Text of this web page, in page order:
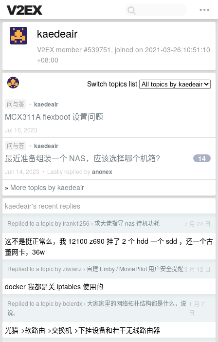
kaedeair
V2EX member #539751, joined on 2021-03-26 10:51:10
+08:00
Switch topics list
问与答 • kaedeair
MCX311A flexboot 设置问题
Jul 10, 2023
问与答
• kaedeair
最近准备组装一个 NAS，应该选择哪个机箱?
Jun 14, 2023 • Lastly replied byanonex
14
» More topics by kaedeair
kaedeair's recent replies
Replied to a topic by frank1256 › 求大佬指导 nas 待机功耗 7 月 24 日
这不是挺正常么，我 12100 z690 挂了 2 个 hdd 一个 sdd ，还一个古
董网卡，36w
Replied to a topic by ziwiwiz › 自建 Emby / MoviePilot 用户安全提醒 3 月 12 日
docker 我都是关 iptables 使用的
Replied to a topic by bclerdx › 大家家里的网络拓扑结构都是什么，说
说。
1 月 7
日
光猫->软路由->交换机->下挂设备和若干无线路由器